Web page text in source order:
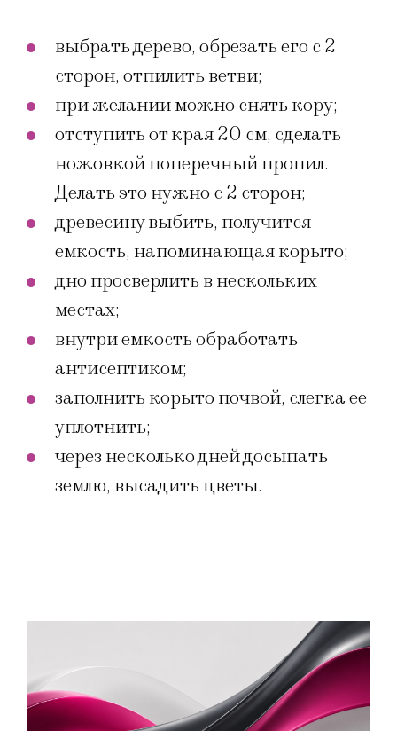
выбрать дерево, обрезать его с 2
сторон, отпилить ветви;
при желании можно снять кору;
отступить от края 20 см, сделать
ножовкой поперечный пропил.
Делать это нужно с 2 сторон;
древесину выбить, получится
емкость, напоминающая корыто;
дно просверлить в нескольких
местах;
внутри емкость обработать
антисептиком;
заполнить корыто почвой, слегка ее
уплотнить;
через несколько дней досыпать
землю, высадить цветы.